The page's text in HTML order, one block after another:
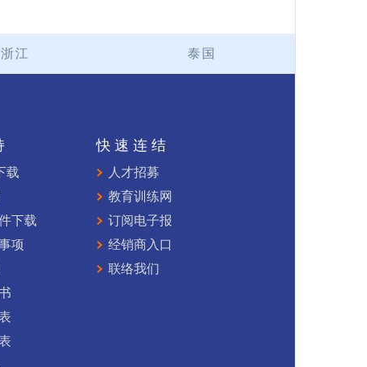
浙江 泰国
载
下载
项
快速连结
人才招募
教育训练网
订阅电子报
经销商入口
联络我们